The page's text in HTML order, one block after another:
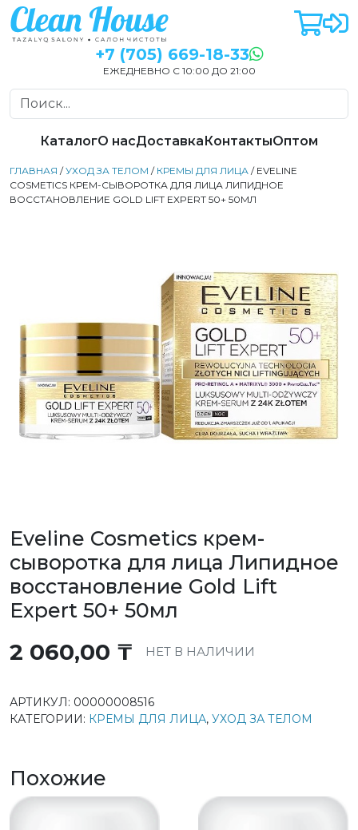
+7 (705) 669-18-33
ЕЖЕДНЕВНО С 10:00 ДО 21:00
КаталогО насДоставкаКонтактыОптом
ГЛАВНАЯ /УХОД ЗА ТЕЛОМ / КРЕМЫ ДЛЯ ЛИЦА / EVELINE
COSMETICS КРЕМ-СЫВОРОТКА ДЛЯ ЛИЦА ЛИПИДНОЕ
ВОССТАНОВЛЕНИЕ GOLD LIFT EXPERT 50+ 50МЛ
Eveline Cosmetics крем-
сыворотка для лица Липидное
восстановление Gold Lift
Expert 50+ 50мл
2 060,00 ₸ НЕТ В НАЛИЧИИ
АРТИКУЛ: 00000008516
КАТЕГОРИИ: КРЕМЫ ДЛЯ ЛИЦА, УХОД ЗА ТЕЛОМ
Похожие